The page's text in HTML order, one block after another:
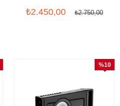
₺2.450,00 ₺2.750,00
%10